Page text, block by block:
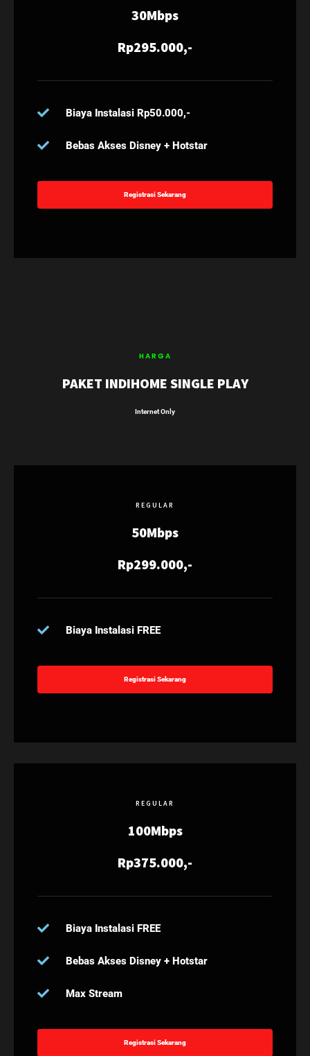
30Mbps
Rp295.000,-
Biaya Instalasi Rp50.000,-
Bebas Akses Disney + Hotstar
Registrasi Sekarang
HARGA
PAKET INDIHOME SINGLE PLAY
Internet Only
REGULAR
50Mbps
Rp299.000,-
Biaya Instalasi FREE
Registrasi Sekarang
REGULAR
100Mbps
Rp375.000,-
Biaya Instalasi FREE
Bebas Akses Disney + Hotstar
Max Stream
Registrasi Sekarang